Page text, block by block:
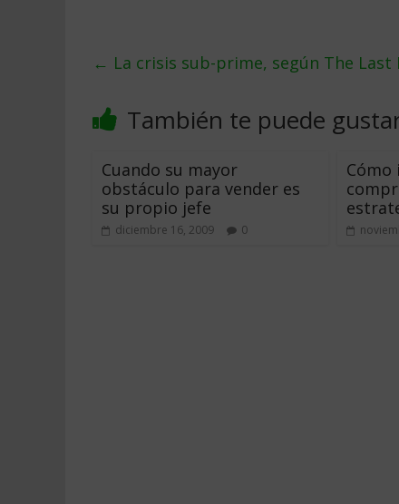
← La crisis sub-prime, según The Last
También te puede
Cuando su mayor
obstáculo para vender es
su propio jefe
diciembre 16, 2009 0
Cómo